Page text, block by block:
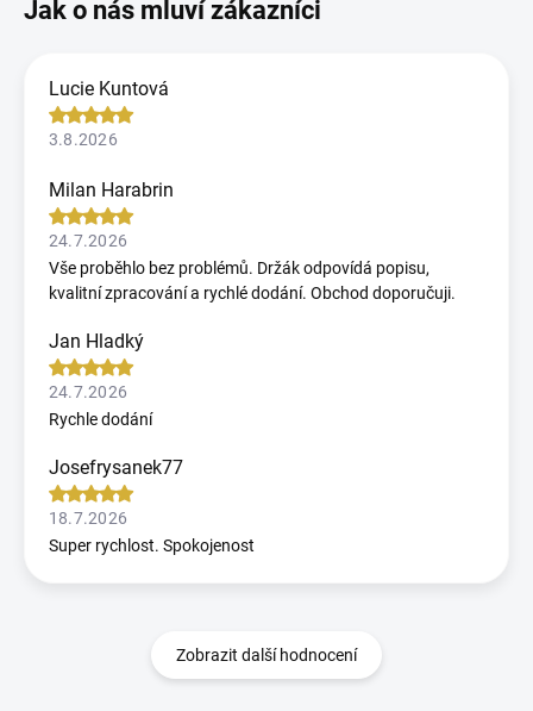
Lucie Kuntová
3.8.2026
Milan Harabrin
24.7.2026
Vše proběhlo bez problémů. Držák odpovídá popisu,
kvalitní zpracování a rychlé dodání. Obchod doporučuji.
Jan Hladký
24.7.2026
Rychle dodání
Josefrysanek77
18.7.2026
Super rychlost. Spokojenost
Zobrazit další hodnocení